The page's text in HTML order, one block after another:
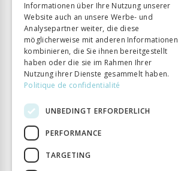
Informationen über Ihre Nutzung unserer
Website auch an unsere Werbe- und
Analysepartner weiter, die diese
möglicherweise mit anderen Informationen
kombinieren, die Sie ihnen bereitgestellt
haben oder die sie im Rahmen Ihrer
Nutzung ihrer Dienste gesammelt haben.
Politique de confidentialité
UNBEDINGT ERFORDERLICH
PERFORMANCE
TARGETING